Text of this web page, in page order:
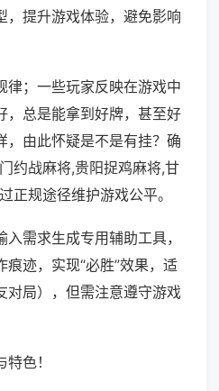
，提升游戏体验，避免影响
律；一些玩家反映在游戏中
，总是能拿到好牌，甚至好
，由此怀疑是不是有挂？确
约战麻将,贵阳捉鸡麻将,甘
正规途径维护游戏公平。
需求生成专用辅助工具，
迹，实现“必胜”效果，适
对局），但需注意遵守游戏
色！